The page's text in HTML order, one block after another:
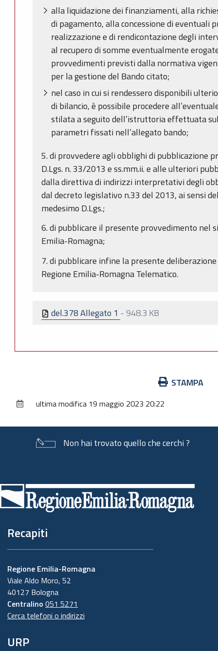
alla liquidazione dei finanziamenti, alla
di pagamento, alla concessione di eventuali
realizzazione e di rendicontazione degli
al recupero di somme eventualmente
provvedimenti previsti dalla normativa
per la gestione del Bando citato;
nel caso in cui si rendessero disponibili
di bilancio, è possibile procedere
stilata a seguito dell’istruttoria effettuata
parametri fissati nell’allegato bando;
5. di provvedere agli obblighi di pubblicazione
D.Lgs. n. 33/2013 e ss.mm.ii. e alle ulteriori
dalla direttiva di indirizzi interpretativi degli
dal decreto legislativo n.33 del 2013, ai sensi
medesimo D.Lgs.;
6. di pubblicare il presente provvedimento nel
Emilia-Romagna;
7. di pubblicare infine la presente
Regione Emilia-Romagna Telematico.
del.378 Allegato 1 - 948.3 KB
documento
STAMPA
ultima modifica 19 maggio 2023 20:22
Non hai trovato quello che cerchi ?
di
pagina
Recapiti
Regione Emilia-Romagna
Viale Aldo Moro, 52
40127 Bologna
Centralino 051 5271
Cerca telefoni o indirizzi
URP